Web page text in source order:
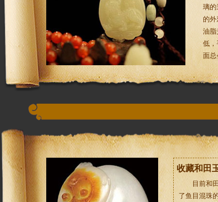
璃的
的
油脂
低，
面
收藏和田
目前和
了鱼目混珠